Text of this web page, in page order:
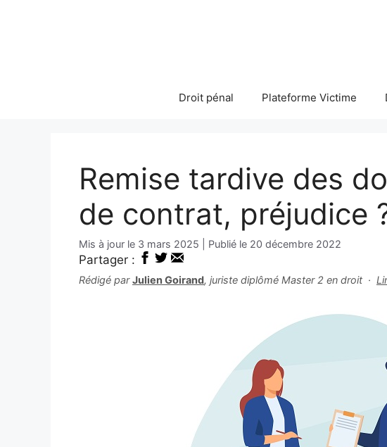
Droit pénal Plateforme Victime
Remise tardive des
de contrat, préjudice
3 mars 2025 20 décembre 2022
Partager :
Rédigé parJulien Goirand, juriste diplômé Master 2 en droit ·